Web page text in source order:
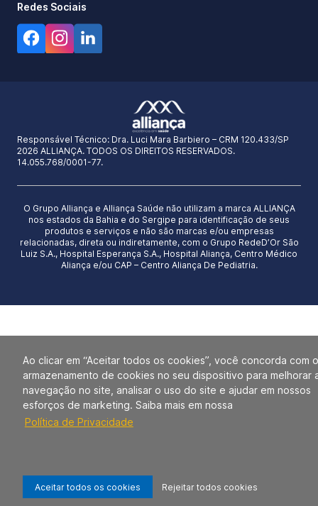
Ao clicar em “Aceitar todos os cookies”, você concorda com o
armazenamento de cookies no seu dispositivo para melhorar
navegação no site, analisar o uso do site e ajudar em nossos
esforços de marketing. Saiba mais em nossa
Política de Privacidade
Aceitar todos os cookies Rejeitar todos cookies
Redes Sociais
Responsável Técnico: Dra. Luci Mara Barbiero – CRM 120.433/SP
2026 ALLIANÇA. TODOS OS DIREITOS RESERVADOS.
14.055.768/0001-77.
O Grupo Alliança e Alliança Saúde não utilizam a marca ALLIANÇA
nos estados da Bahia e do Sergipe para identificação de seus
produtos e serviços e não são marcas e/ou empresas
relacionadas, direta ou indiretamente, com o Grupo RedeD’Or São
Luiz S.A., Hospital Esperança S.A., Hospital Aliança, Centro Médico
Aliança e/ou CAP – Centro Aliança De Pediatria.